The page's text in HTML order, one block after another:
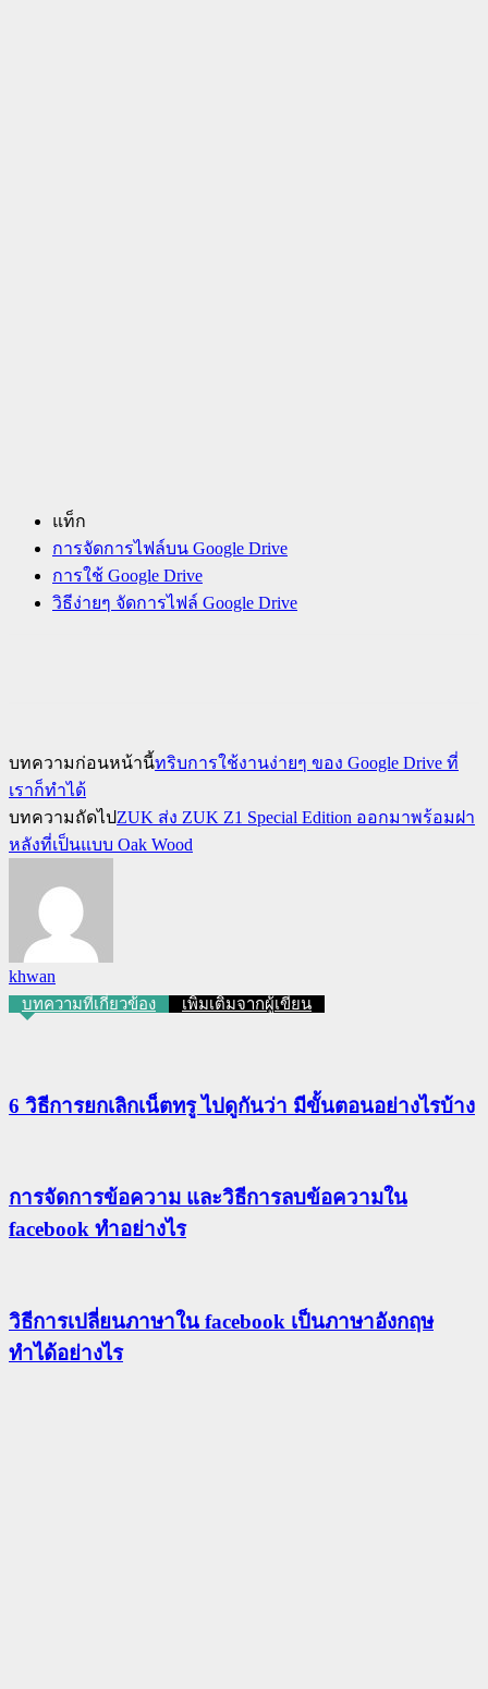
แท็ก
การจัดการไฟล์บน Google Drive
การใช้ Google Drive
วิธีง่ายๆ จัดการไฟล์ Google Drive
บทความก่อนหน้านี้ทริบการใช้งานง่ายๆ ของ Google Drive ที่
เราก็ทำได้
บทความถัดไปZUK ส่ง ZUK Z1 Special Edition ออกมาพร้อมฝา
หลังที่เป็นแบบ Oak Wood
khwan
บทความที่เกี่ยวข้อง เพิ่มเติมจากผู้เขียน
6 วิธีการยกเลิกเน็ตทรู ไปดูกันว่า มีขั้นตอนอย่างไรบ้าง
การจัดการข้อความ และวิธีการลบข้อความใน
facebook ทำอย่างไร
วิธีการเปลี่ยนภาษาใน facebook เป็นภาษาอังกฤษ
ทำได้อย่างไร